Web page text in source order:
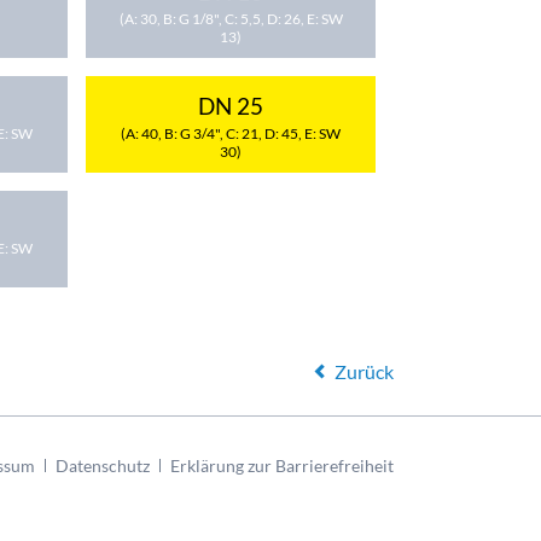
(A: 30, B: G 1/8", C: 5,5, D: 26, E: SW
13)
SW
DN 25
(A: 40, B: G 3/4", C: 21, D: 45, E: SW
30)
SW
Zurück
Datenschutz Erklärung zur Barrierefreiheit